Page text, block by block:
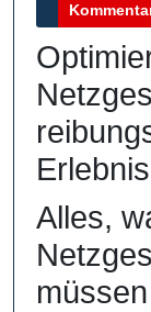
Erlebnis
Alles,
müssen